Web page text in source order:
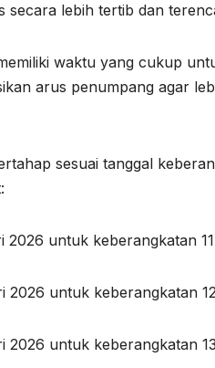
secara lebih tertib dan
waktu yang cukup
arus penumpang agar
sesuai tanggal
2026 untuk keberangkatan
2026 untuk keberangkatan
2026 untuk keberangkatan